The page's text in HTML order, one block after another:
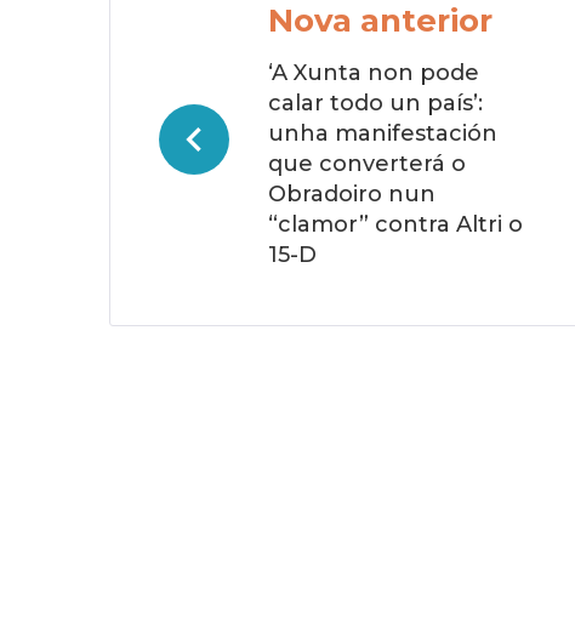
Nova anterior
‘A Xunta non pode
calar todo un país’:
unha manifestación
que converterá o
Obradoiro nun
“clamor” contra Altri o
15-D